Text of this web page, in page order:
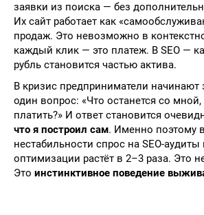
заявки из поиска — без
Их сайт работает как
продаж. Это невозможно в
каждый клик — это платеж. В SEO —
рубль становится частью актива.
В кризис предприниматели начинают
один вопрос: «Что останется со мной,
платить?» И ответ становится
что я построил сам. Именно поэтому
нестабильности спрос на SEO-
оптимизации растёт в 2–3 раза. Это
Это инстинктивное поведение